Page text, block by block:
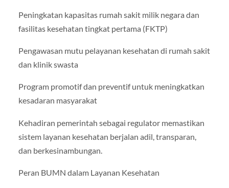
Peningkatan kapasitas rumah sakit milik negara dan
fasilitas kesehatan tingkat pertama (FKTP)
Pengawasan mutu pelayanan kesehatan di rumah sakit
dan klinik swasta
Program promotif dan preventif untuk meningkatkan
kesadaran masyarakat
Kehadiran pemerintah sebagai regulator memastikan
sistem layanan kesehatan berjalan adil, transparan,
dan berkesinambungan.
Peran BUMN dalam Layanan Kesehatan